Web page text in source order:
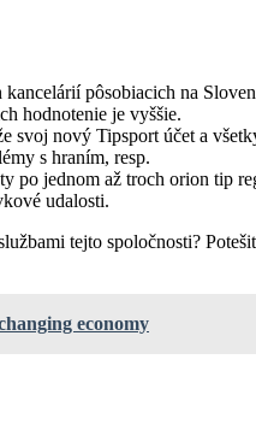
pôsobiacich na
hodnotenie je vyššie.
svoj nový Tipsport účet a
s hraním, resp.
po jednom až troch orion tip
udalosti.
tejto spoločnosti?
economy